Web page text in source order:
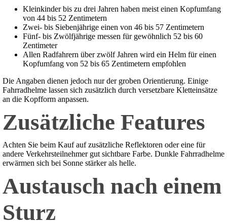
Kleinkinder bis zu drei Jahren haben meist einen Kopfumfang
von 44 bis 52 Zentimetern
Zwei- bis Siebenjährige einen von 46 bis 57 Zentimetern
Fünf- bis Zwölfjährige messen für gewöhnlich 52 bis 60
Zentimeter
Allen Radfahrern über zwölf Jahren wird ein Helm für einen
Kopfumfang von 52 bis 65 Zentimetern empfohlen
Die Angaben dienen jedoch nur der groben Orientierung. Einige
Fahrradhelme lassen sich zusätzlich durch versetzbare Kletteinsätze
an die Kopfform anpassen.
Zusätzliche Features
Achten Sie beim Kauf auf zusätzliche Reflektoren oder eine für
andere Verkehrsteilnehmer gut sichtbare Farbe. Dunkle Fahrradhelme
erwärmen sich bei Sonne stärker als helle.
Austausch nach einem
Sturz